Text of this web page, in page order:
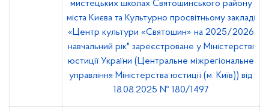
мистецьких школах Святошинського району
міста Києва та Культурно­ просвітньому закладі
«Центр культури «Святошин» на 2025/2026
навчальний рік" зареєстроване у Міністерстві
юстиції України (Центральне міжрегіональне
управління Міністерства юстиції (м. Київ)) від
18.08.2025 № 180/1497